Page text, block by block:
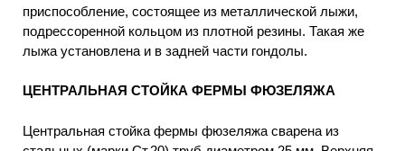
приспособление, состоящее из металлической лыжи,
подрессоренной кольцом из плотной резины. Такая же
лыжа установлена и в задней части гондолы.
ЦЕНТРАЛЬНАЯ СТОЙКА ФЕРМЫ ФЮЗЕЛЯЖА
Центральная стойка фермы фюзеляжа сварена из